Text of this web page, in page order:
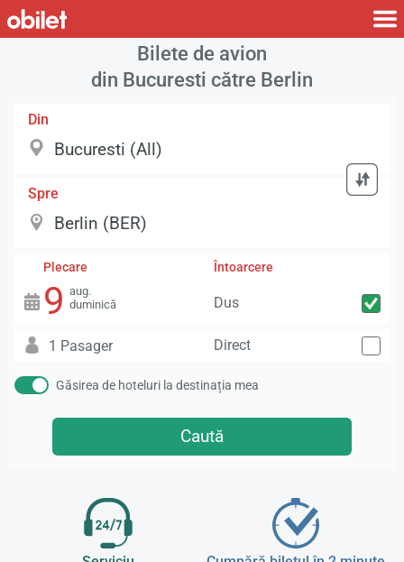
Bilete de avion
din Bucuresti către Berlin
Din
Spre
Plecare
9 aug.
duminică
Întoarcere
Dus
1 Pasager Direct
Găsirea de hoteluri la destinația mea
Caută